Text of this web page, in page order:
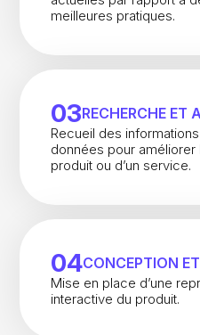
meilleures pratiques.
03RECHERCHE ET
Recueil des
données pour améliorer
produit ou d’un service.
04CONCEPTION
Mise en place d’une
interactive du produit.